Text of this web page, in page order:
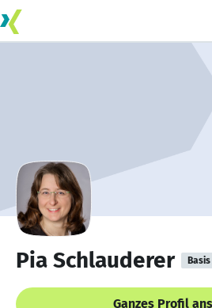
Pia Schlauderer Basis
Ganzes Profil